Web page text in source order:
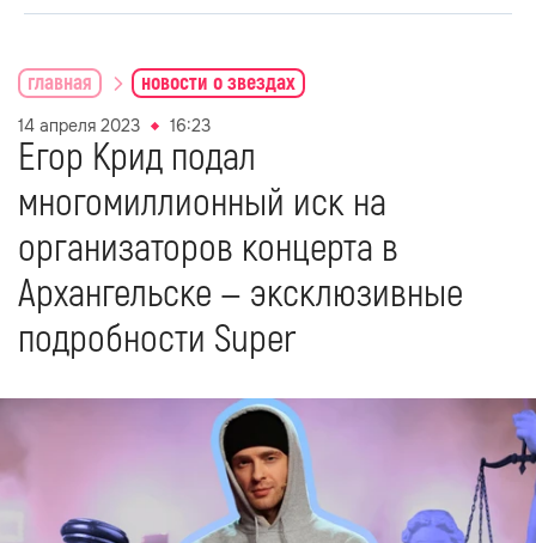
главная новости о звездах
14 апреля 2023 16:23
Егор Крид подал
многомиллионный иск на
организаторов концерта в
Архангельске — эксклюзивные
подробности Super